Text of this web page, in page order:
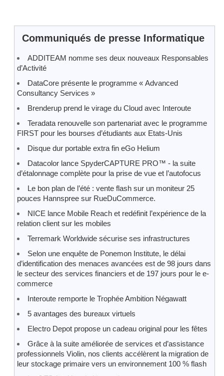
Communiqués de presse Informatique
ADDITEAM nomme ses deux nouveaux Responsables
d’Activité
DataCore présente le programme « Advanced
Consultancy Services »
Brenderup prend le virage du Cloud avec Interoute
Teradata renouvelle son partenariat avec le programme
FIRST pour les bourses d’étudiants aux Etats-Unis
Disque dur portable extra fin eGo Helium
Datacolor lance SpyderCAPTURE PRO™ - la suite
d’étalonnage complète pour la prise de vue et l’autofocus
Le bon plan de l’été : vente flash sur un moniteur 25
pouces Hannspree sur RueDuCommerce.
NICE lance Mobile Reach et redéfinit l’expérience de la
relation client sur les mobiles
Terremark Worldwide sécurise ses infrastructures
Selon une enquête de Ponemon Institute, le délai
d’identification des menaces avancées est de 98 jours dans
le secteur des services financiers et de 197 jours pour le e-
commerce
Interoute remporte le Trophée Ambition Négawatt
5 avantages des bureaux virtuels
Electro Depot propose un cadeau original pour les fêtes
Grâce à la suite améliorée de services et d’assistance
professionnels Violin, nos clients accélèrent la migration de
leur stockage primaire vers un environnement 100 % flash